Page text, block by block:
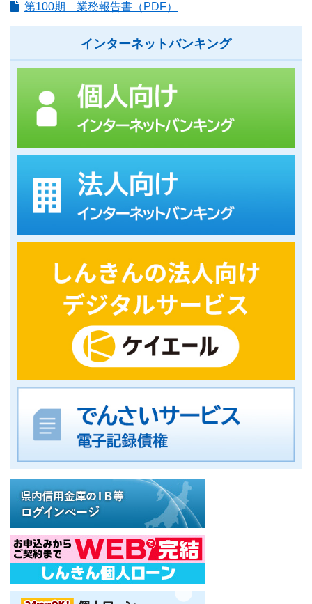
各種手数料
お問い合わせ
サイトマップ
第100期 業務報告書（PDF）
インターネットバンキング